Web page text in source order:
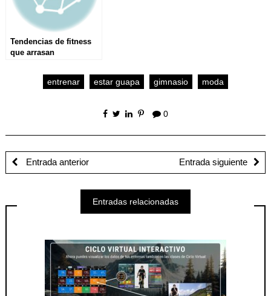
Tendencias de fitness
que arrasan
entrenar estar guapa gimnasio moda
0
Entrada anterior Entrada siguiente
Entradas relacionadas